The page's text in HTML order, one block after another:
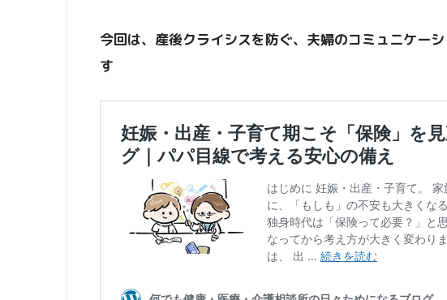
今回は、産後クライシスを防ぐ、夫婦のコミュニケー
す